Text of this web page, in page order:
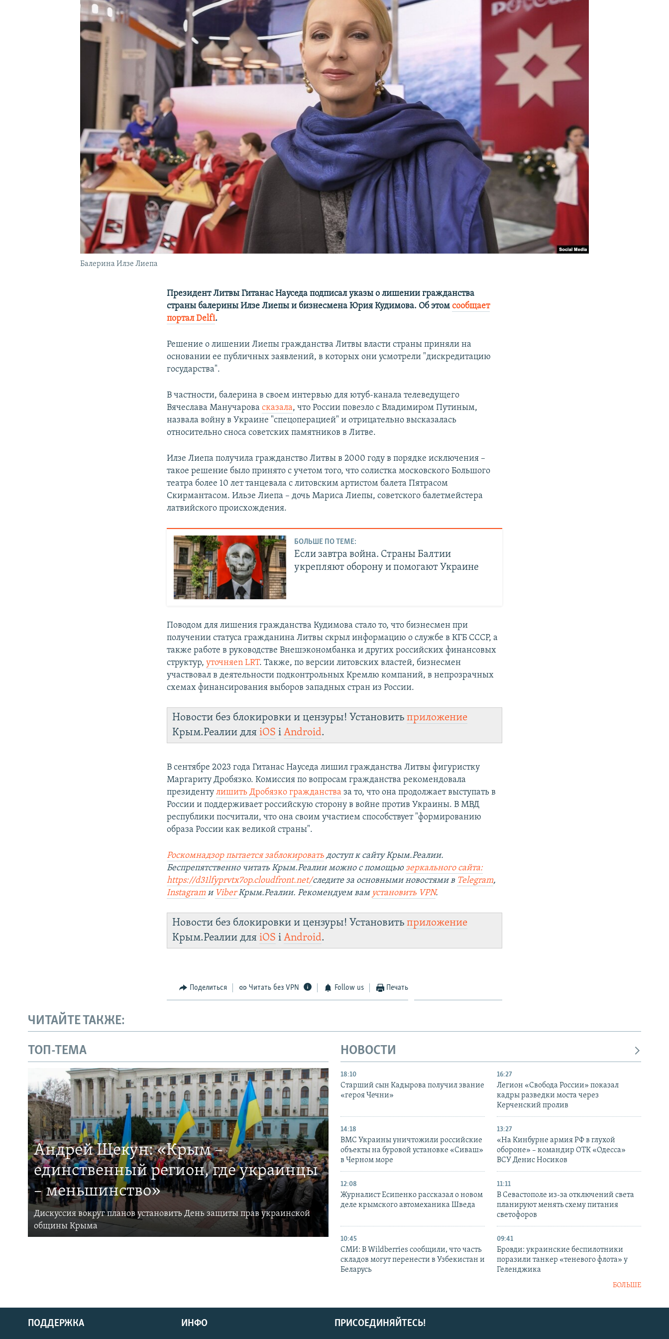
КРЫМ.НЕПОКОРЕННЫЙ
Балерина Илзе Лиепа
Президент Литвы Гитанас Науседа подписал указы о лишении гражданства
страны балерины Илзе Лиепы и бизнесмена Юрия Кудимова. Об этомсообщает
портал Delfi.
Решение о лишении Лиепы гражданства Литвы власти страны приняли на
основании ее публичных заявлений, в которых они усмотрели "дискредитацию
государства".
В частности, балерина в своем интервью для ютуб-канала телеведущего
Вячеслава Манучаровасказала, что России повезло с Владимиром Путиным,
назвала войну в Украине "спецоперацией" и отрицательно высказалась
относительно сноса советских памятников в Литве.
Илзе Лиепа получила гражданство Литвы в 2000 году в порядке исключения –
такое решение было принято с учетом того, что солистка московского Большого
театра более 10 лет танцевала с литовским артистом балета Пятрасом
Скирмантасом. Ильзе Лиепа – дочь Мариса Лиепы, советского балетмейстера
латвийского происхождения.
БОЛЬШЕ ПО ТЕМЕ:
Если завтра война. Страны Балтии
укрепляют оборону и помогают Украине
Поводом для лишения гражданства Кудимова стало то, что бизнесмен при
получении статуса гражданина Литвы скрыл информацию о службе в КГБ СССР, а
также работе в руководстве Внешэкономбанка и других российских финансовых
структур,уточняеn LRT. Также, по версии литовских властей, бизнесмен
участвовал в деятельности подконтрольных Кремлю компаний, в непрозрачных
схемах финансирования выборов западных стран из России.
Новости без блокировки и цензуры! Установитьприложение
Крым.Реалии дляiOS іAndroid.
В сентябре 2023 года Гитанас Науседа лишил гражданства Литвы фигуристку
Маргариту Дробязко. Комиссия по вопросам гражданства рекомендовала
президентулишить Дробязко гражданства за то, что она продолжает выступать в
России и поддерживает российскую сторону в войне против Украины. В МВД
республики посчитали, что она своим участием способствует "формированию
образа России как великой страны".
Роскомнадзор пытается заблокировать доступ к сайту Крым.Реалии.
Беспрепятственно читать Крым.Реалии можно с помощьюзеркального сайта:
https://d31lfyprvtx7op.cloudfront.net/следите за основными новостями в Telegram,
Instagram и ViberКрым.Реалии. Рекомендуем вам установить VPN.
Новости без блокировки и цензуры! Установитьприложение
Крым.Реалии дляiOS іAndroid.
Поделиться Читать без VPN Follow us Печать
ЧИТАЙТЕ ТАКЖЕ:
ТОП-ТЕМА
Андрей Щекун: «Крым –
единственный регион, где украинцы
– меньшинство»
Дискуссия вокруг планов установить День защиты прав украинской
общины Крыма
НОВОСТИ
18:10
Старший сын Кадырова получил звание
«героя Чечни»
16:27
Легион «Свобода России» показал
кадры разведки моста через
Керченский пролив
14:18
ВМС Украины уничтожили российские
объекты на буровой установке «Сиваш»
в Черном море
13:27
«На Кинбурне армия РФ в глухой
обороне» – командир ОТК «Одесса»
ВСУ Денис Носиков
12:08
Журналист Есипенко рассказал о новом
деле крымского автомеханика Шведа
11:11
В Севастополе из-за отключений света
планируют менять схему питания
светофоров
10:45
СМИ: В Wildberries сообщили, что часть
складов могут перенести в Узбекистан и
Беларусь
09:41
Бровди: украинские беспилотники
поразили танкер «теневого флота» у
Геленджика
БОЛЬШЕ
ПРИСОЕДИНЯЙТЕСЬ!
ПОДДЕРЖКА ИНФО